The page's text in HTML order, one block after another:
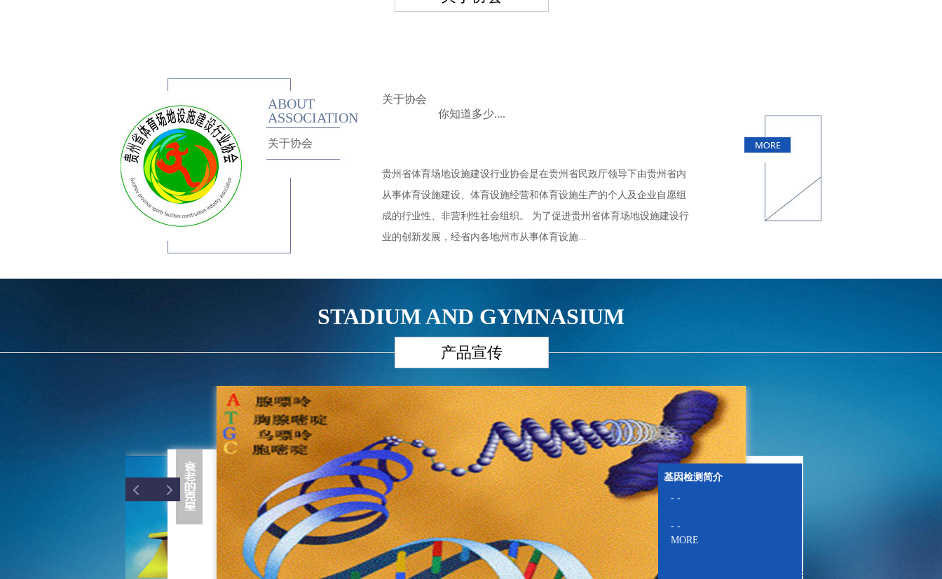
ABOUT
ASSOCIATION
关于协会
关于协会
你知道多少....
贵州省体育场地设施建设行业协会是在贵州省民政厅领导下由贵州省内
从事体育设施建设、体育设施经营和体育设施生产的个人及企业自愿组
成的行业性、非营利性社会组织。 为了促进贵州省体育场地设施建设行
业的创新发展，经省内各地州市从事体育设施...
STADIUM AND GYMNASIUM
产品宣传
江门市长河化工实业集团有...
- -
江门市长河化工实业集团有
限公司是一家集科研、开发、
生产、销售于一体的大型中澳
合资化工企业。旗下...
- -
MORE
国际前沿“生命银行”
- -
- -
MORE
基因检测简介
- -
- -
MORE
国务院关于同意设立贵州内...
- -
贵州省人民政府、国家发展
改革委： 你们关于设立贵州
内陆开放型经济试验区的请示
收悉，现批复如下：...
- -
MORE
如皋市宏光橡胶有限公司
- -
如皋市宏光橡胶有限公司坐
落于江苏省如皋市经济开发
区。公司拥有目前国内最先进
的EPDM胶粒生产线和技术...
- -
MORE